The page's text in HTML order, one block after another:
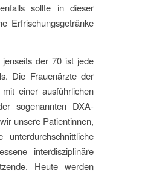
sollte in dieser
Erfrischungsgetränke
der 70 ist jede
Die Frauenärzte der
einer ausführlichen
sogenannten DXA-
unsere Patientinnen,
interdisziplinäre
Heute werden